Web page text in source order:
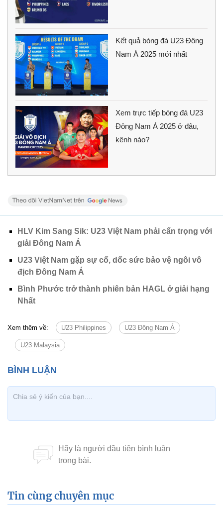
Kết quả bóng đá U23 Đông
Nam Á 2025 mới nhất
Xem trực tiếp bóng đá U23
Đông Nam Á 2025 ở đâu,
kênh nào?
HLV Kim Sang Sik: U23 Việt Nam phải cẩn trọng với
giải Đông Nam Á
U23 Việt Nam gặp sự cố, dốc sức bảo vệ ngôi vô
địch Đông Nam Á
Bình Phước trở thành phiên bản HAGL ở giải hạng
Nhất
Xem thêm về: U23 Philippines U23 Đông Nam Á
U23 Malaysia
Tin cùng chuyên mục